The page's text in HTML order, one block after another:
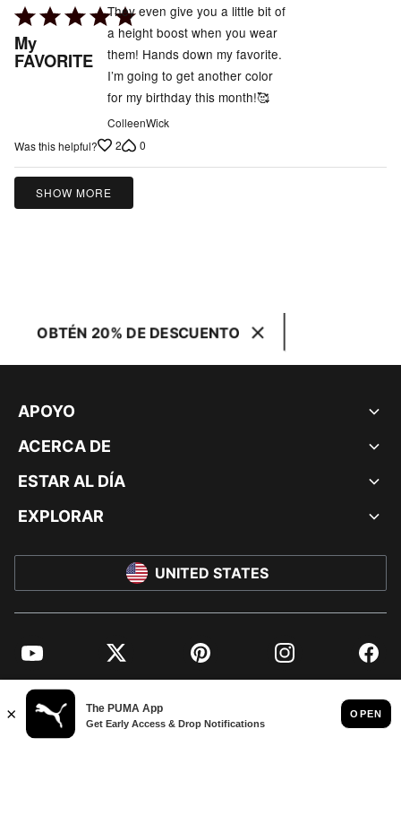
Rated
5
out
My
FAVORITE
They even give you a little bit of
a height boost when you wear
them! Hands down my favorite.
I’m going to get another color
for my birthday this month!🥰
ColleenWick
Was this helpful?
2 0
SHOW MORE
OBTÉN 20% DE DESCUENTO
APOYO
ACERCA DE
ESTAR AL DÍA
EXPLORAR
UNITED STATES
YouTube Twitter Pinterest Instagram
© PUMA NORTH AMERICA, INC.
IMPRINT AND LEGAL DATA